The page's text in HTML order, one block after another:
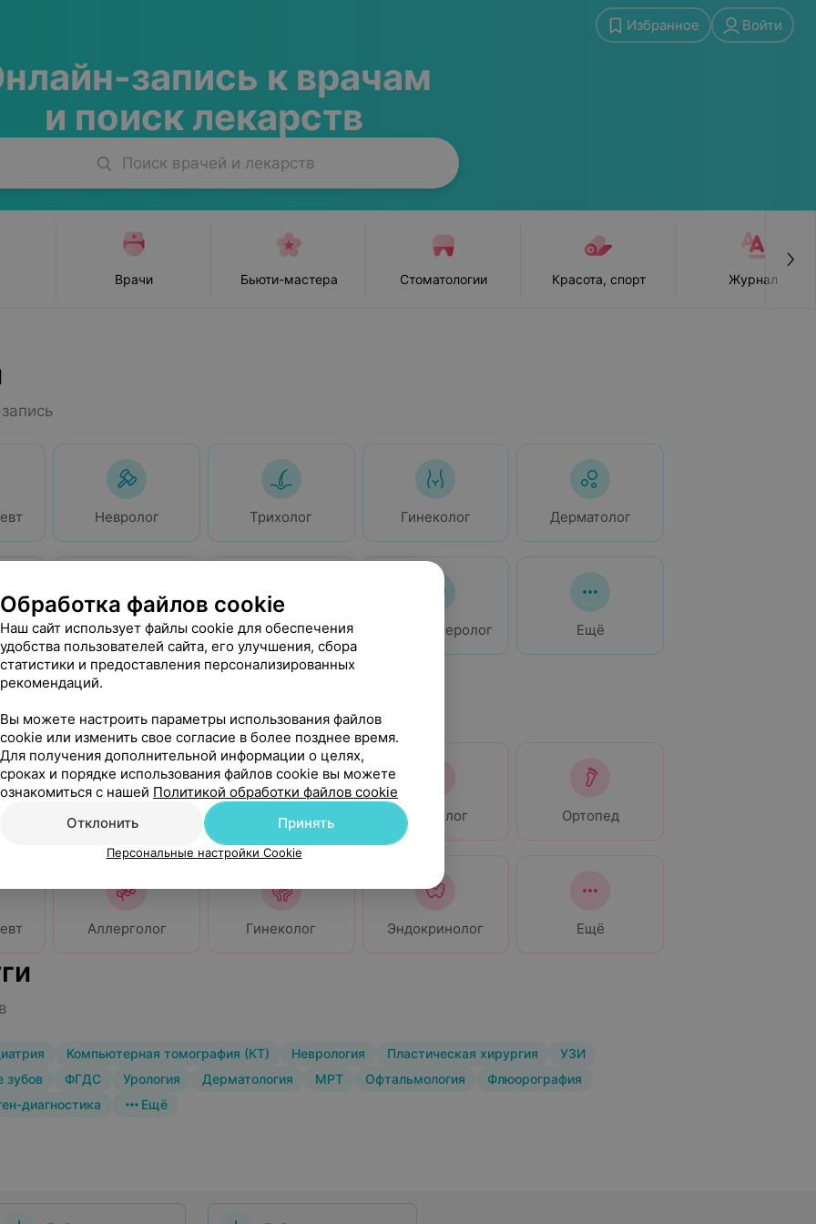
Избранное Войти
запись к врачам
и поиск лекарств
Поиск врачей и лекарств
Врачи Бьюти-мастера Стоматологии Красота, спорт Журнал
Невролог Трихолог Гинеколог Дерматолог
Ревматолог Флеболог Гастроэнтеролог Ещё
врачи
Дерматолог Гастроэнтеролог Невролог Ортопед
Аллерголог Гинеколог Эндокринолог Ещё
Компьютерная томография (КТ) Неврология Пластическая хирургия
УЗИ
зубов ФГДС Урология Дерматология МРТ Офтальмология
Флюорография
диагностика Ещё
Обработка файлов cookie
Наш сайт использует файлы cookie для обеспечения
удобства пользователей сайта, его улучшения, сбора
статистики и предоставления персонализированных
рекомендаций.
Вы можете настроить параметры использования файлов
cookie или изменить свое согласие в более позднее время.
Для получения дополнительной информации о целях,
сроках и порядке использования файлов cookie вы можете
ознакомиться с нашей Политикой обработки файлов cookie
Отклонить
Принять
Персональные настройки Cookie